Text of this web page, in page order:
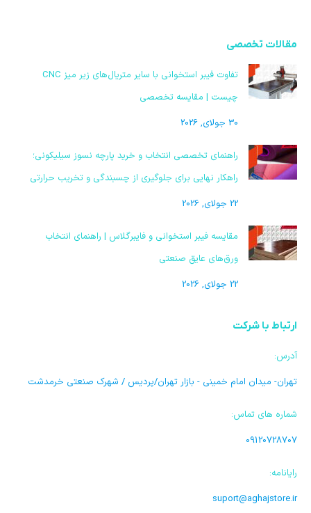
مقالات تخصصی
تفاوت فیبر استخوانی با سایر متریال‌های زیر میز CNC
چیست | مقایسه تخصصی
30 جولای, 2026
راهنمای تخصصی انتخاب و خرید پارچه نسوز سیلیکونی؛
راهکار نهایی برای جلوگیری از چسبندگی و تخریب حرارتی
22 جولای, 2026
مقایسه فیبر استخوانی و فایبرگلاس | راهنمای انتخاب
ورق‌های عایق صنعتی
22 جولای, 2026
ارتباط با شرکت
آدرس:
تهران- میدان امام خمینی - بازار تهران/پردیس / شهرک صنعتی خرمدشت
شماره های تماس:
09120728707
رایانامه:
suport@aghajstore.ir